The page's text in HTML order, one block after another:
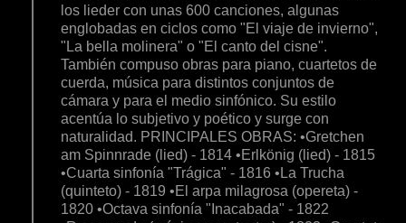
los lieder con unas 600 canciones, algunas
englobadas en ciclos como "El viaje de invierno",
"La bella molinera" o "El canto del cisne".
También compuso obras para piano, cuartetos de
cuerda, música para distintos conjuntos de
cámara y para el medio sinfónico. Su estilo
acentúa lo subjetivo y poético y surge con
naturalidad. PRINCIPALES OBRAS: •Gretchen
am Spinnrade (lied) - 1814 •Erlkönig (lied) - 1815
•Cuarta sinfonía "Trágica" - 1816 •La Trucha
(quinteto) - 1819 •El arpa milagrosa (opereta) -
1820 •Octava sinfonía "Inacabada" - 1822